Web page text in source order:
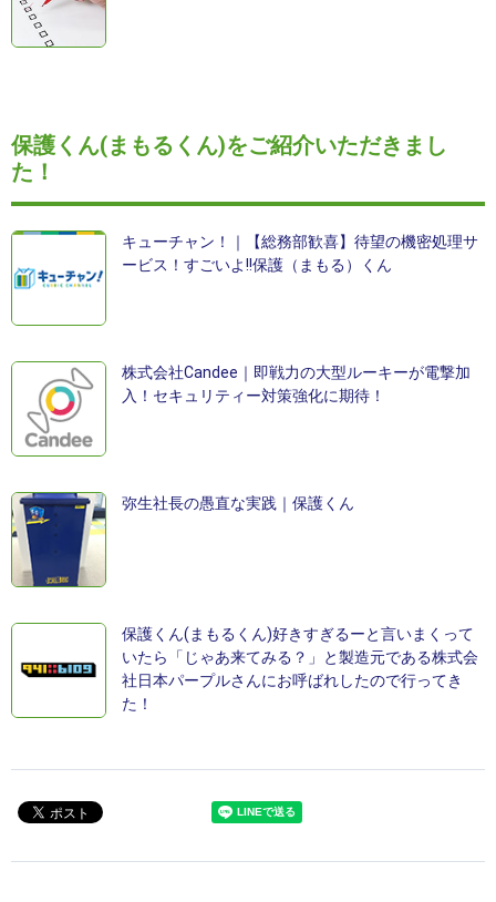
保護くん(まもるくん)をご紹介いただきまし
た！
キューチャン！｜【総務部歓喜】待望の機密処理サ
ービス！すごいよ!!保護（まもる）くん
株式会社Candee｜即戦力の大型ルーキーが電撃加
入！セキュリティー対策強化に期待！
弥生社長の愚直な実践｜保護くん
保護くん(まもるくん)好きすぎるーと言いまくって
いたら「じゃあ来てみる？」と製造元である株式会
社日本パープルさんにお呼ばれしたので行ってき
た！